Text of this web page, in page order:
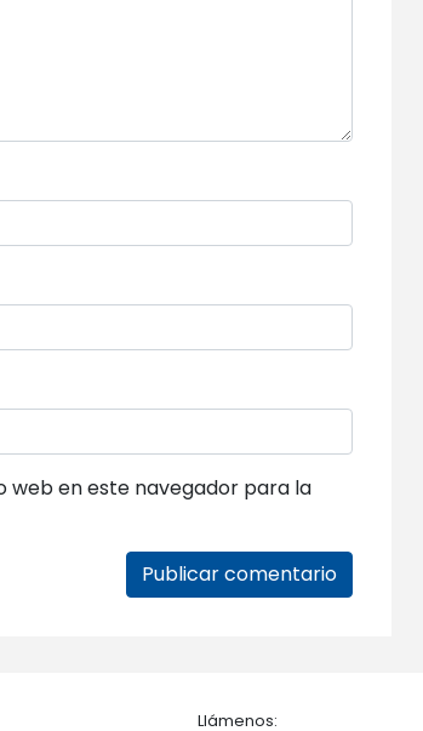
web en este navegador para la
Llámenos: